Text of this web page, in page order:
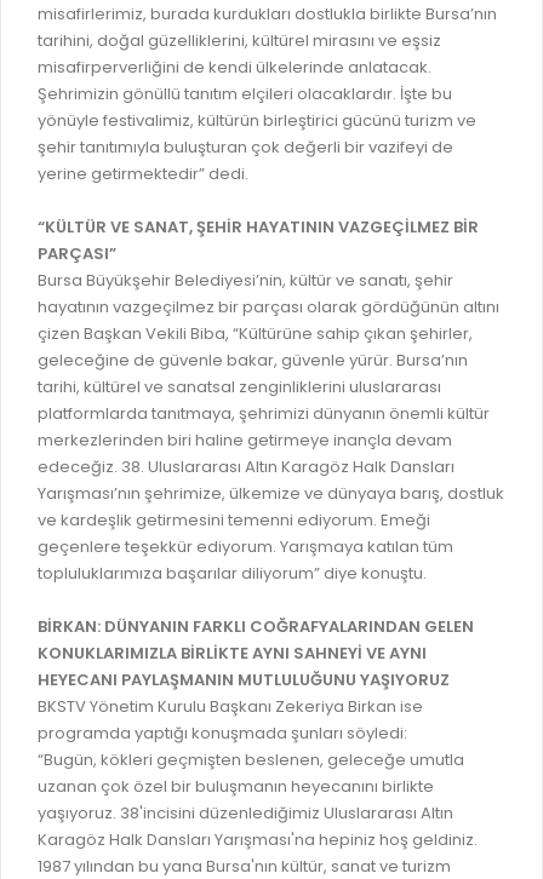
misafirlerimiz, burada kurdukları dostlukla birlikte Bursa’nın
tarihini, doğal güzelliklerini, kültürel mirasını ve eşsiz
misafirperverliğini de kendi ülkelerinde anlatacak.
Şehrimizin gönüllü tanıtım elçileri olacaklardır. İşte bu
yönüyle festivalimiz, kültürün birleştirici gücünü turizm ve
şehir tanıtımıyla buluşturan çok değerli bir vazifeyi de
yerine getirmektedir” dedi.
“KÜLTÜR VE SANAT, ŞEHİR HAYATININ VAZGEÇİLMEZ BİR
PARÇASI”
Bursa Büyükşehir Belediyesi’nin, kültür ve sanatı, şehir
hayatının vazgeçilmez bir parçası olarak gördüğünün altını
çizen Başkan Vekili Biba, “Kültürüne sahip çıkan şehirler,
geleceğine de güvenle bakar, güvenle yürür. Bursa’nın
tarihi, kültürel ve sanatsal zenginliklerini uluslararası
platformlarda tanıtmaya, şehrimizi dünyanın önemli kültür
merkezlerinden biri haline getirmeye inançla devam
edeceğiz. 38. Uluslararası Altın Karagöz Halk Dansları
Yarışması’nın şehrimize, ülkemize ve dünyaya barış, dostluk
ve kardeşlik getirmesini temenni ediyorum. Emeği
geçenlere teşekkür ediyorum. Yarışmaya katılan tüm
topluluklarımıza başarılar diliyorum” diye konuştu.
BİRKAN: DÜNYANIN FARKLI COĞRAFYALARINDAN GELEN
KONUKLARIMIZLA BİRLİKTE AYNI SAHNEYİ VE AYNI
HEYECANI PAYLAŞMANIN MUTLULUĞUNU YAŞIYORUZ
BKSTV Yönetim Kurulu Başkanı Zekeriya Birkan ise
programda yaptığı konuşmada şunları söyledi:
“Bugün, kökleri geçmişten beslenen, geleceğe umutla
uzanan çok özel bir buluşmanın heyecanını birlikte
yaşıyoruz. 38'incisini düzenlediğimiz Uluslararası Altın
Karagöz Halk Dansları Yarışması'na hepiniz hoş geldiniz.
1987 yılından bu yana Bursa'nın kültür, sanat ve turizm